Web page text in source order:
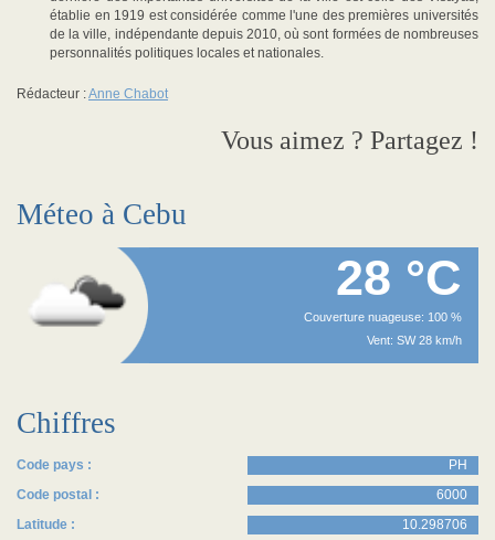
établie en 1919 est considérée comme l'une des premières universités
de la ville, indépendante depuis 2010, où sont formées de nombreuses
personnalités politiques locales et nationales.
Rédacteur :Anne Chabot
Vous aimez ? Partagez !
Méteo à Cebu
28 °C
Couverture nuageuse: 100 %
Vent: SW 28 km/h
Chiffres
Code pays :
PH
Code postal :
6000
Latitude :
10.298706